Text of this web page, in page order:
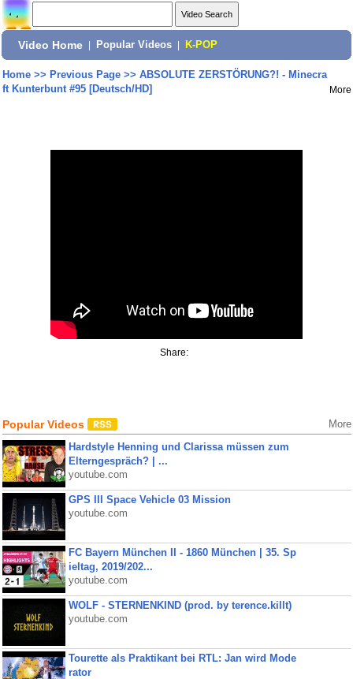
Video Home Popular Videos K-POP
Home>> Previous Page>> ABSOLUTE ZERSTÖRUNG?! - Minecra
ft Kunterbunt #95 [Deutsch/HD]
More
Share:
Popular Videos More
Hardstyle Henning und Clarissa müssen zum
Elterngespräch? | ...
youtube.com
GPS III Space Vehicle 03 Mission
youtube.com
FC Bayern München II - 1860 München | 35. Sp
ieltag, 2019/202...
youtube.com
WOLF - STERNENKIND (prod. by terence.killt)
youtube.com
Tourette als Praktikant bei RTL: Jan wird Mode
rator